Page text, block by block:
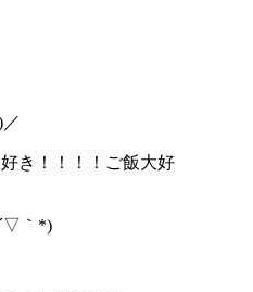
き！！！！ご飯大好
｀*)